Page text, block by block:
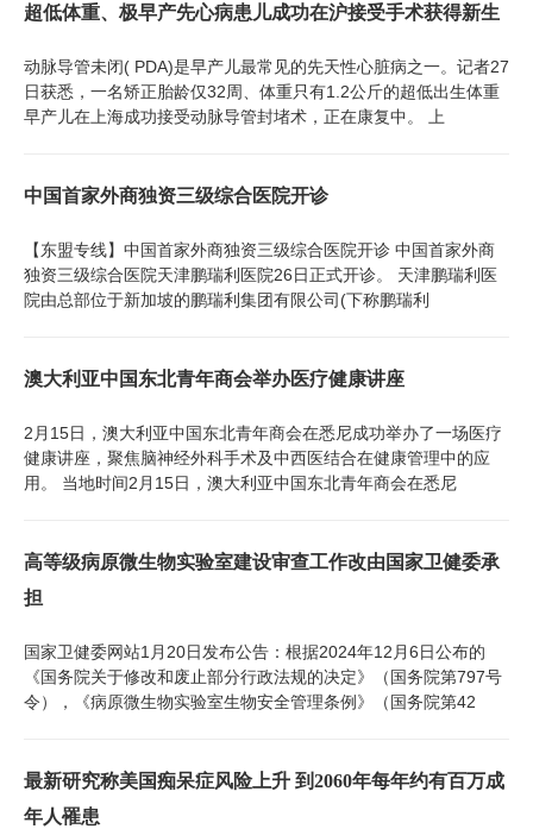
超低体重、极早产先心病患儿成功在沪接受手术获得新生
动脉导管未闭( PDA)是早产儿最常见的先天性心脏病之一。记者27
日获悉，一名矫正胎龄仅32周、体重只有1.2公斤的超低出生体重
早产儿在上海成功接受动脉导管封堵术，正在康复中。 上
中国首家外商独资三级综合医院开诊
【东盟专线】中国首家外商独资三级综合医院开诊 中国首家外商
独资三级综合医院天津鹏瑞利医院26日正式开诊。 天津鹏瑞利医
院由总部位于新加坡的鹏瑞利集团有限公司(下称鹏瑞利
澳大利亚中国东北青年商会举办医疗健康讲座
2月15日，澳大利亚中国东北青年商会在悉尼成功举办了一场医疗
健康讲座，聚焦脑神经外科手术及中西医结合在健康管理中的应
用。 当地时间2月15日，澳大利亚中国东北青年商会在悉尼
高等级病原微生物实验室建设审查工作改由国家卫健委承
担
国家卫健委网站1月20日发布公告：根据2024年12月6日公布的
《国务院关于修改和废止部分行政法规的决定》（国务院第797号
令），《病原微生物实验室生物安全管理条例》（国务院第42
最新研究称美国痴呆症风险上升 到2060年每年约有百万成
年人罹患